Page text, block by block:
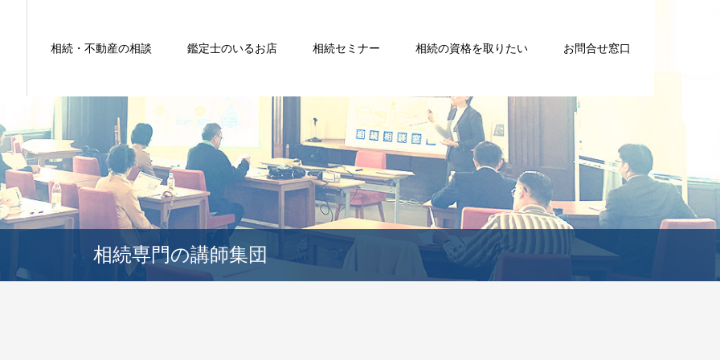
相続・不動産の相談 鑑定士のいるお店 相続セミナー 相続の資格を取りたい お問合せ窓口
相続専門の講師集団